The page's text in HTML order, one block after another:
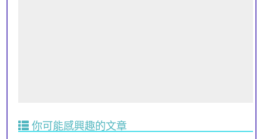
你可能感興趣的文章